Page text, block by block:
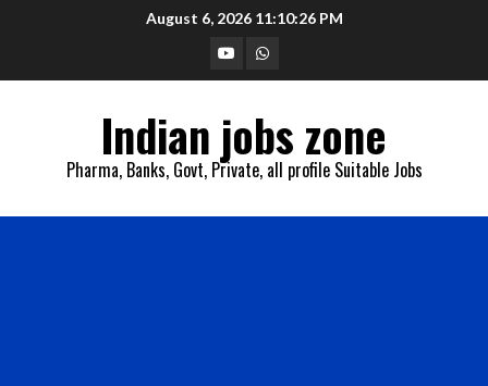
August 6, 2026 11:10:27 PM
YouTubeWhatsapp
Indian jobs zone
Pharma, Banks, Govt, Private, all profile Suitable Jobs